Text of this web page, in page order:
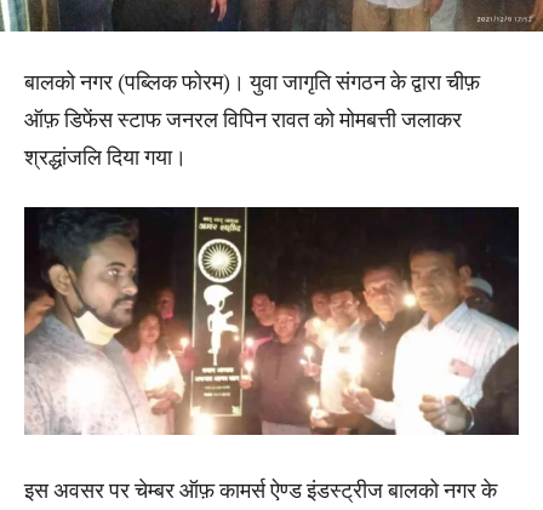
बालको नगर (पब्लिक फोरम)। युवा जागृति संगठन के द्वारा चीफ़
ऑफ़ डिफेंस स्टाफ जनरल विपिन रावत को मोमबत्ती जलाकर
श्रद्धांजलि दिया गया।
इस अवसर पर चेम्बर ऑफ़ कामर्स ऐण्ड इंडस्ट्रीज बालको नगर के